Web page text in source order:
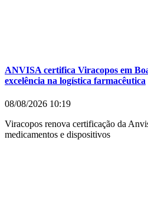
ANVISA certifica Viracopos em
excelência na logística farmacêutica
08/08/2026 10:19
Viracopos renova certificação da
medicamentos e dispositivos